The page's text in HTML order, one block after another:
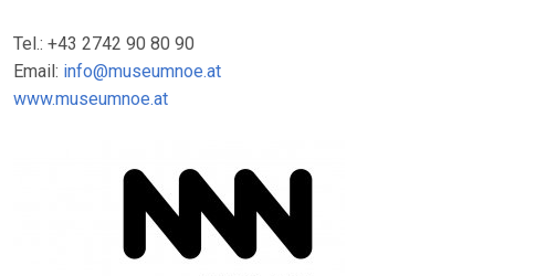
Tel.: +43 2742 90 80 90
Email: info@museumnoe.at
www.museumnoe.at